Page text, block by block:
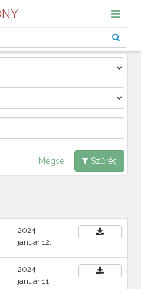
Mégse Szűrés
2024.
január 12.
2024.
január 11.